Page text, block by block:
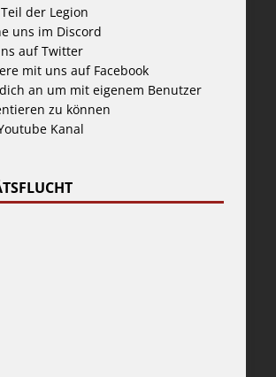
der Legion
uns im Discord
auf Twitter
mit uns auf Facebook
an um mit eigenem Benutzer
zu können
Kanal